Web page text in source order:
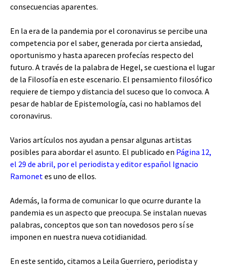
consecuencias aparentes.
En la era de la pandemia por el coronavirus se percibe una
competencia por el saber, generada por cierta ansiedad,
oportunismo y hasta aparecen profecías respecto del
futuro. A través de la palabra de Hegel, se cuestiona el lugar
de la Filosofía en este escenario. El pensamiento filosófico
requiere de tiempo y distancia del suceso que lo convoca. A
pesar de hablar de Epistemología, casi no hablamos del
coronavirus.
Varios artículos nos ayudan a pensar algunas artistas
posibles para abordar el asunto. El publicado en Página 12,
el 29 de abril, por el periodista y editor español Ignacio
Ramonet es uno de ellos.
Además, la forma de comunicar lo que ocurre durante la
pandemia es un aspecto que preocupa. Se instalan nuevas
palabras, conceptos que son tan novedosos pero sí se
imponen en nuestra nueva cotidianidad.
En este sentido, citamos a Leila Guerriero, periodista y